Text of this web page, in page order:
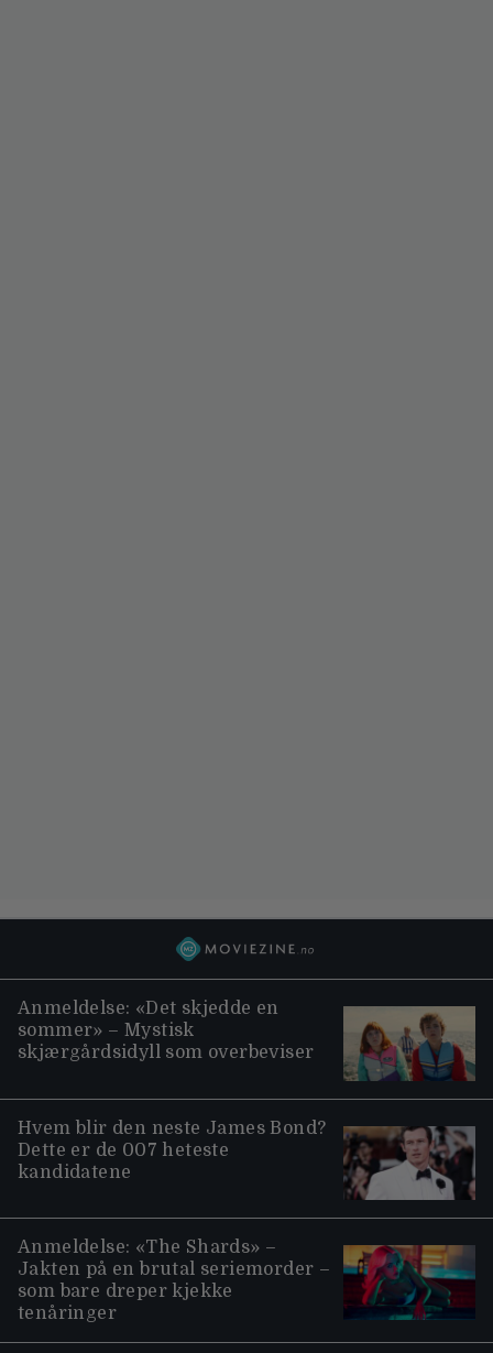
Anmeldelse: «Det skjedde en
sommer» – Mystisk
skjærgårdsidyll som overbeviser
Hvem blir den neste James Bond?
Dette er de 007 heteste
kandidatene
Anmeldelse: «The Shards» –
Jakten på en brutal seriemorder –
som bare dreper kjekke
tenåringer